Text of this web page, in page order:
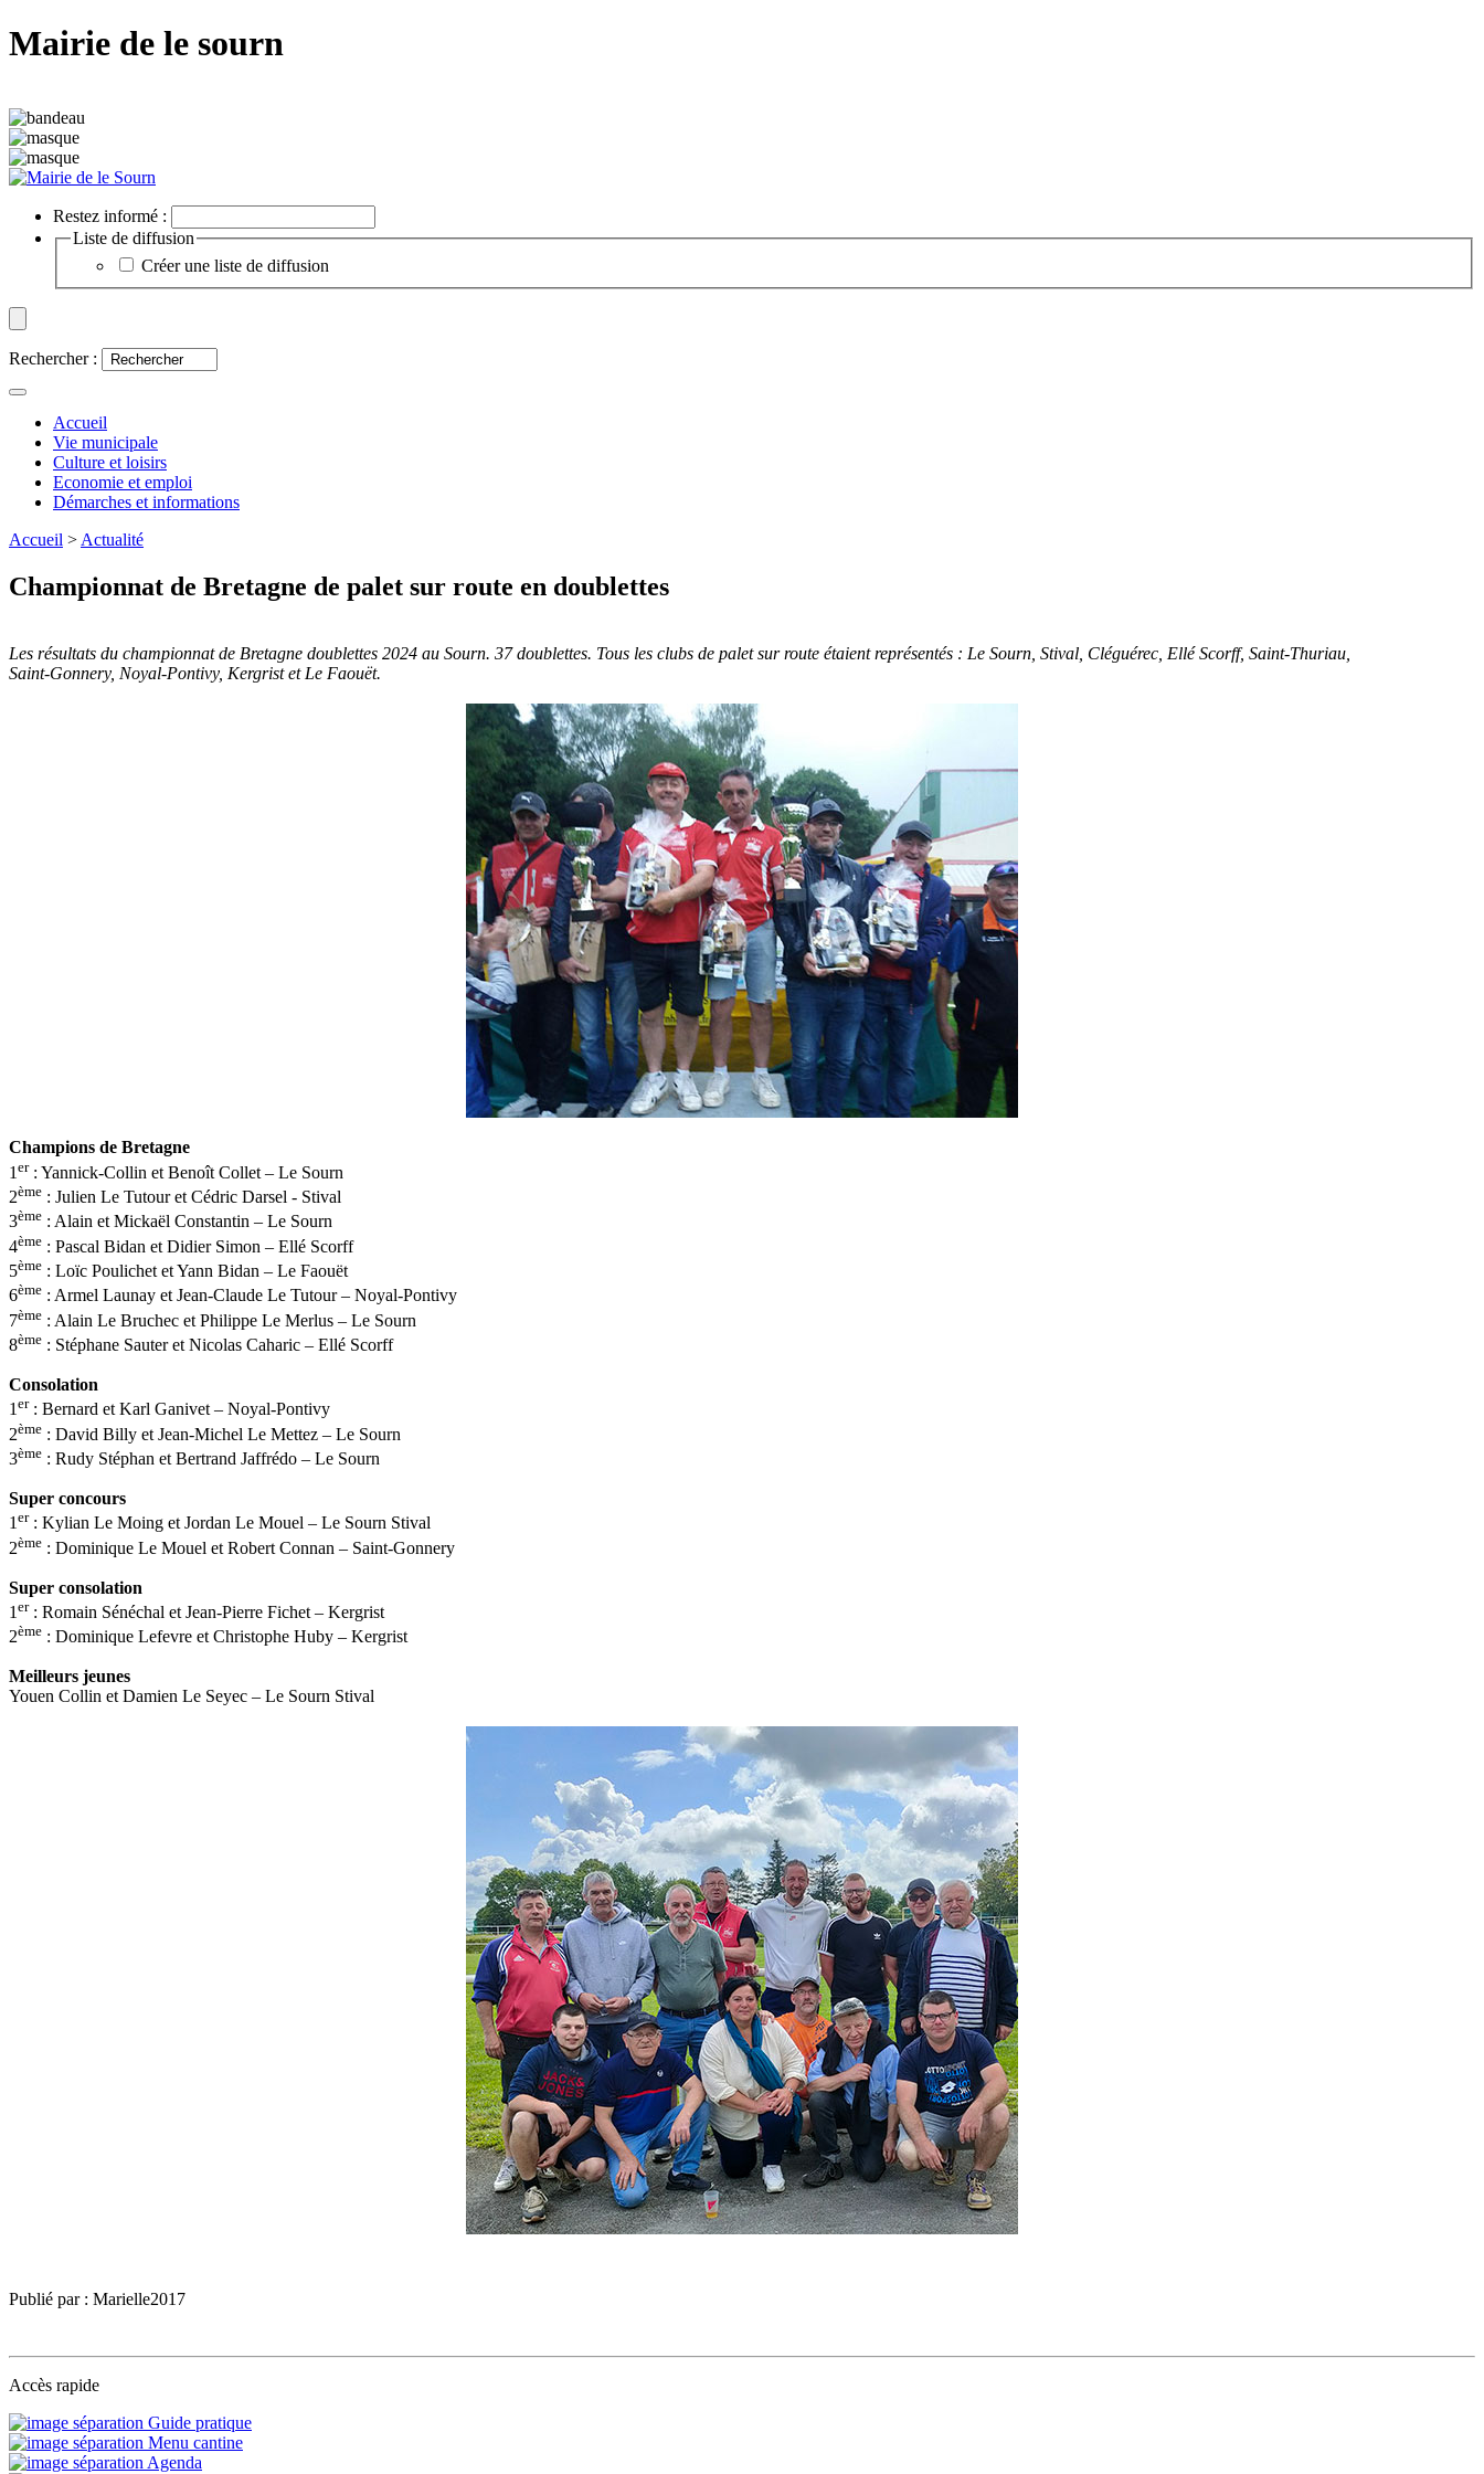
Mairie de le sourn
Restez informé :
Liste de diffusion
Créer une liste de diffusion
Rechercher :
Accueil
Vie municipale
Culture et loisirs
Economie et emploi
Démarches et informations
Accueil >Actualité
Championnat de Bretagne de palet sur route en doublettes
Les résultats du championnat de Bretagne doublettes 2024 au Sourn. 37 doublettes. Tous les clubs de palet sur route étaient représentés : Le Sourn, Stival, Cléguérec, Ellé Scorff, Saint-Thuriau,
Saint-Gonnery, Noyal-Pontivy, Kergrist et Le Faouët.
Champions de Bretagne
1 er: Yannick-Collin et Benoît Collet – Le Sourn
2ème : Julien Le Tutour et Cédric Darsel - Stival
3ème : Alain et Mickaël Constantin – Le Sourn
4ème : Pascal Bidan et Didier Simon – Ellé Scorff
5ème : Loïc Poulichet et Yann Bidan – Le Faouët
6ème : Armel Launay et Jean-Claude Le Tutour – Noyal-Pontivy
7ème : Alain Le Bruchec et Philippe Le Merlus – Le Sourn
8ème : Stéphane Sauter et Nicolas Caharic – Ellé Scorff
Consolation
1 er: Bernard et Karl Ganivet – Noyal-Pontivy
2ème : David Billy et Jean-Michel Le Mettez – Le Sourn
3ème : Rudy Stéphan et Bertrand Jaffrédo – Le Sourn
Super concours
1 er: Kylian Le Moing et Jordan Le Mouel – Le Sourn Stival
2ème : Dominique Le Mouel et Robert Connan – Saint-Gonnery
Super consolation
1 er: Romain Sénéchal et Jean-Pierre Fichet – Kergrist
2ème : Dominique Lefevre et Christophe Huby – Kergrist
Meilleurs jeunes
Youen Collin et Damien Le Seyec – Le Sourn Stival
Publié par : Marielle2017
Accès rapide
Guide pratique
Menu cantine
Agenda